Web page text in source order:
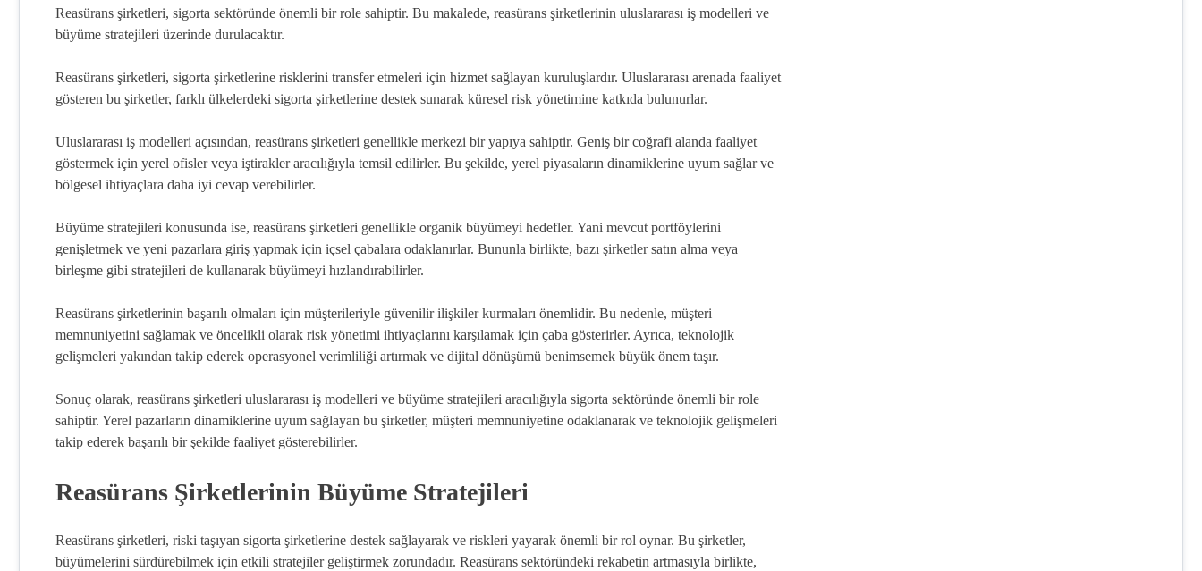
Reasürans şirketleri, sigorta sektöründe önemli bir role sahiptir. Bu makalede, reasürans şirketlerinin uluslararası iş modelleri ve
büyüme stratejileri üzerinde durulacaktır.
Reasürans şirketleri, sigorta şirketlerine risklerini transfer etmeleri için hizmet sağlayan kuruluşlardır. Uluslararası arenada faaliyet
gösteren bu şirketler, farklı ülkelerdeki sigorta şirketlerine destek sunarak küresel risk yönetimine katkıda bulunurlar.
Uluslararası iş modelleri açısından, reasürans şirketleri genellikle merkezi bir yapıya sahiptir. Geniş bir coğrafi alanda faaliyet
göstermek için yerel ofisler veya iştirakler aracılığıyla temsil edilirler. Bu şekilde, yerel piyasaların dinamiklerine uyum sağlar ve
bölgesel ihtiyaçlara daha iyi cevap verebilirler.
Büyüme stratejileri konusunda ise, reasürans şirketleri genellikle organik büyümeyi hedefler. Yani mevcut portföylerini
genişletmek ve yeni pazarlara giriş yapmak için içsel çabalara odaklanırlar. Bununla birlikte, bazı şirketler satın alma veya
birleşme gibi stratejileri de kullanarak büyümeyi hızlandırabilirler.
Reasürans şirketlerinin başarılı olmaları için müşterileriyle güvenilir ilişkiler kurmaları önemlidir. Bu nedenle, müşteri
memnuniyetini sağlamak ve öncelikli olarak risk yönetimi ihtiyaçlarını karşılamak için çaba gösterirler. Ayrıca, teknolojik
gelişmeleri yakından takip ederek operasyonel verimliliği artırmak ve dijital dönüşümü benimsemek büyük önem taşır.
Sonuç olarak, reasürans şirketleri uluslararası iş modelleri ve büyüme stratejileri aracılığıyla sigorta sektöründe önemli bir role
sahiptir. Yerel pazarların dinamiklerine uyum sağlayan bu şirketler, müşteri memnuniyetine odaklanarak ve teknolojik gelişmeleri
takip ederek başarılı bir şekilde faaliyet gösterebilirler.
Reasürans Şirketlerinin Büyüme Stratejileri
Reasürans şirketleri, riski taşıyan sigorta şirketlerine destek sağlayarak ve riskleri yayarak önemli bir rol oynar. Bu şirketler,
büyümelerini sürdürebilmek için etkili stratejiler geliştirmek zorundadır. Reasürans sektöründeki rekabetin artmasıyla birlikte,